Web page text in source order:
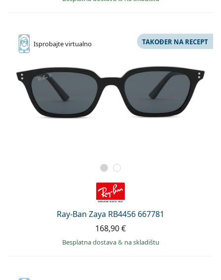
Isprobajtevirtualno
Ray-Ban Zaya RB4456 667781
TAKOĐER NA RECEPT
168,90 €
Besplatna dostava& na skladištu